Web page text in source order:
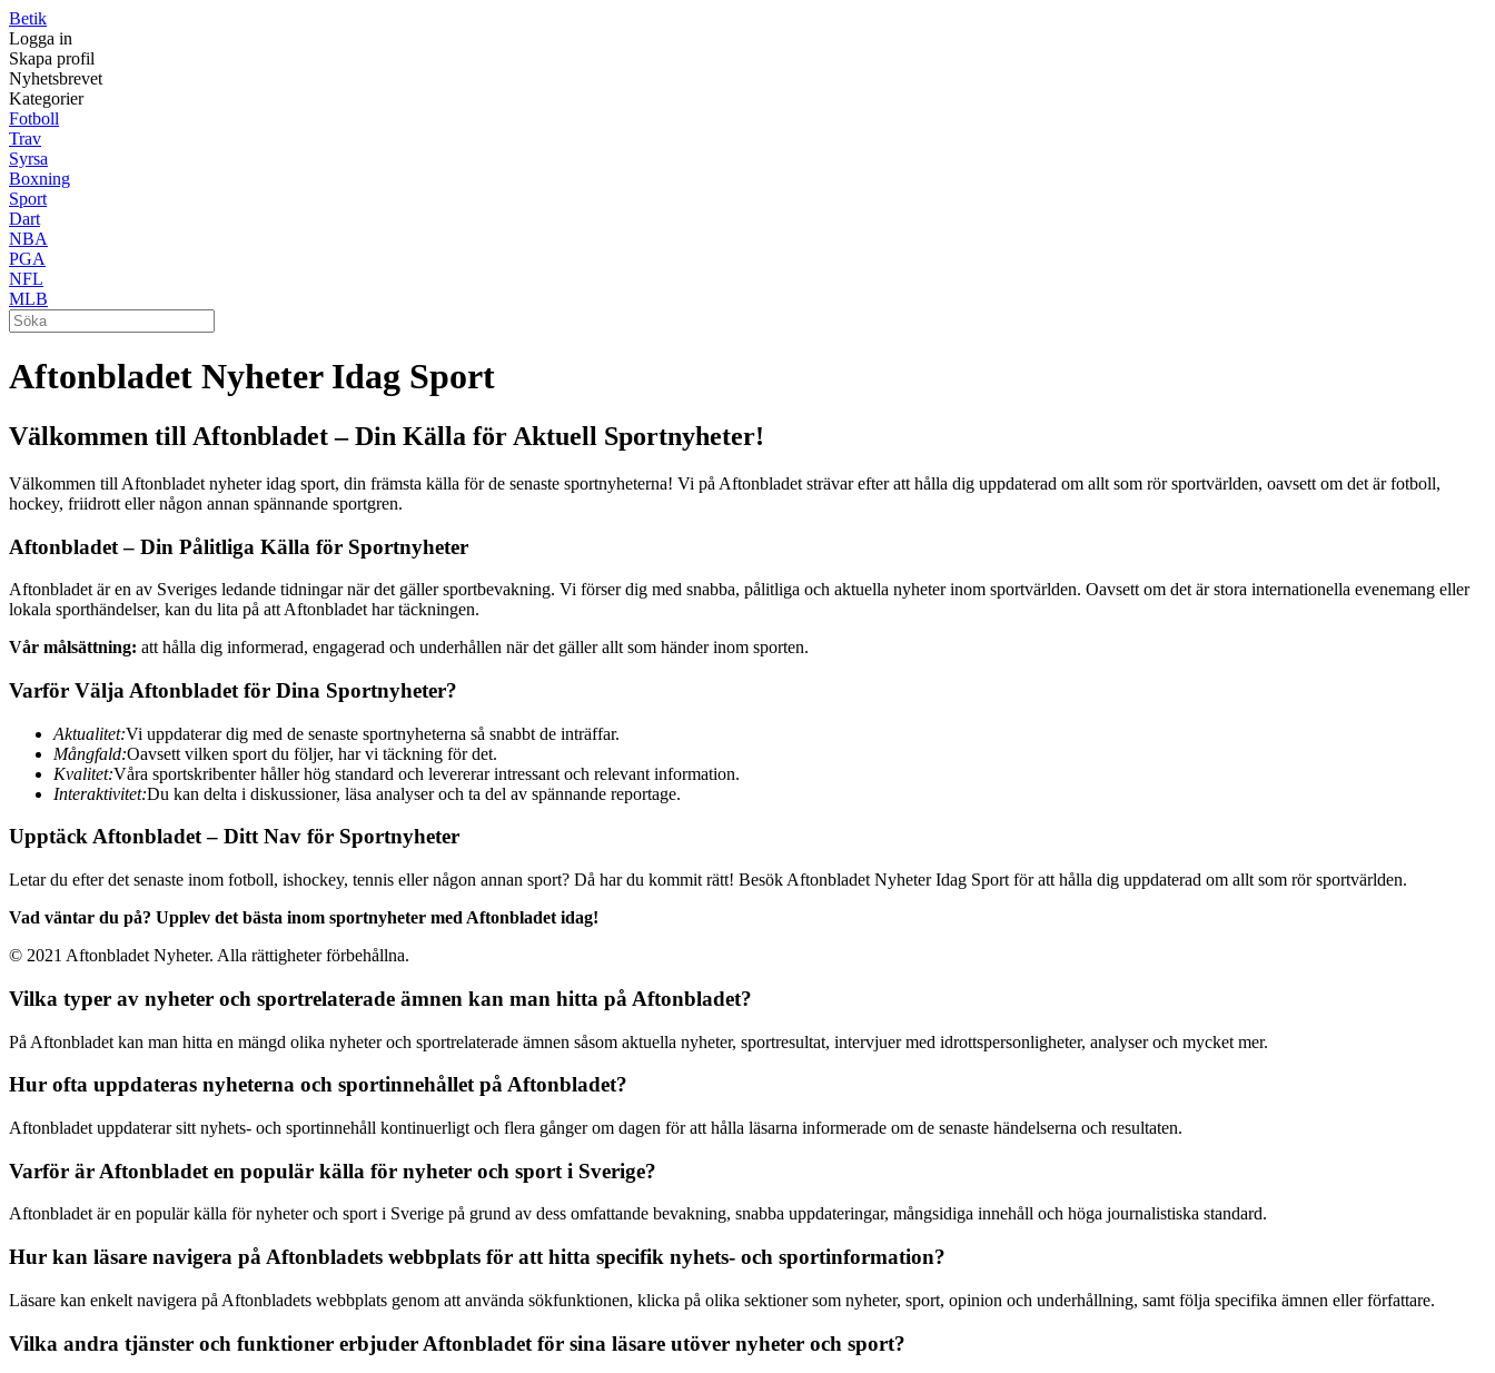
Betik
Logga in
Skapa profil
Nyhetsbrevet
Kategorier
Fotboll
Trav
Syrsa
Boxning
Sport
Dart
NBA
PGA
NFL
MLB
Aftonbladet Nyheter Idag Sport
Välkommen till Aftonbladet – Din Källa för Aktuell Sportnyheter!
Välkommen till Aftonbladet nyheter idag sport, din främsta källa för de senaste sportnyheterna! Vi på Aftonbladet strävar efter att hålla dig uppdaterad om allt som rör sportvärlden, oavsett om det är fotboll,
hockey, friidrott eller någon annan spännande sportgren.
Aftonbladet – Din Pålitliga Källa för Sportnyheter
Aftonbladet är en av Sveriges ledande tidningar när det gäller sportbevakning. Vi förser dig med snabba, pålitliga och aktuella nyheter inom sportvärlden. Oavsett om det är stora internationella evenemang eller
lokala sporthändelser, kan du lita på att Aftonbladet har täckningen.
Vår målsättning: att hålla dig informerad, engagerad och underhållen när det gäller allt som händer inom sporten.
Varför Välja Aftonbladet för Dina Sportnyheter?
Aktualitet:Vi uppdaterar dig med de senaste sportnyheterna så snabbt de inträffar.
Mångfald:Oavsett vilken sport du följer, har vi täckning för det.
Kvalitet:Våra sportskribenter håller hög standard och levererar intressant och relevant information.
Interaktivitet:Du kan delta i diskussioner, läsa analyser och ta del av spännande reportage.
Upptäck Aftonbladet – Ditt Nav för Sportnyheter
Letar du efter det senaste inom fotboll, ishockey, tennis eller någon annan sport? Då har du kommit rätt! Besök Aftonbladet Nyheter Idag Sport för att hålla dig uppdaterad om allt som rör sportvärlden.
Vad väntar du på? Upplev det bästa inom sportnyheter med Aftonbladet idag!
© 2021 Aftonbladet Nyheter. Alla rättigheter förbehållna.
Vilka typer av nyheter och sportrelaterade ämnen kan man hitta på Aftonbladet?
På Aftonbladet kan man hitta en mängd olika nyheter och sportrelaterade ämnen såsom aktuella nyheter, sportresultat, intervjuer med idrottspersonligheter, analyser och mycket mer.
Hur ofta uppdateras nyheterna och sportinnehållet på Aftonbladet?
Aftonbladet uppdaterar sitt nyhets- och sportinnehåll kontinuerligt och flera gånger om dagen för att hålla läsarna informerade om de senaste händelserna och resultaten.
Varför är Aftonbladet en populär källa för nyheter och sport i Sverige?
Aftonbladet är en populär källa för nyheter och sport i Sverige på grund av dess omfattande bevakning, snabba uppdateringar, mångsidiga innehåll och höga journalistiska standard.
Hur kan läsare navigera på Aftonbladets webbplats för att hitta specifik nyhets- och sportinformation?
Läsare kan enkelt navigera på Aftonbladets webbplats genom att använda sökfunktionen, klicka på olika sektioner som nyheter, sport, opinion och underhållning, samt följa specifika ämnen eller författare.
Vilka andra tjänster och funktioner erbjuder Aftonbladet för sina läsare utöver nyheter och sport?